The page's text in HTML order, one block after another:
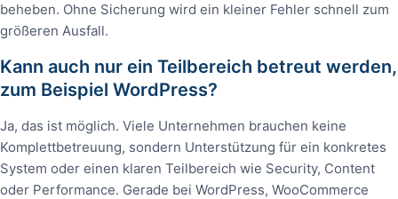
beheben. Ohne Sicherung wird ein kleiner Fehler schnell zum
größeren Ausfall.
Kann auch nur ein Teilbereich betreut werden,
zum Beispiel WordPress?
Ja, das ist möglich. Viele Unternehmen brauchen keine
Komplettbetreuung, sondern Unterstützung für ein konkretes
System oder einen klaren Teilbereich wie Security, Content
oder Performance. Gerade bei WordPress, WooCommerce